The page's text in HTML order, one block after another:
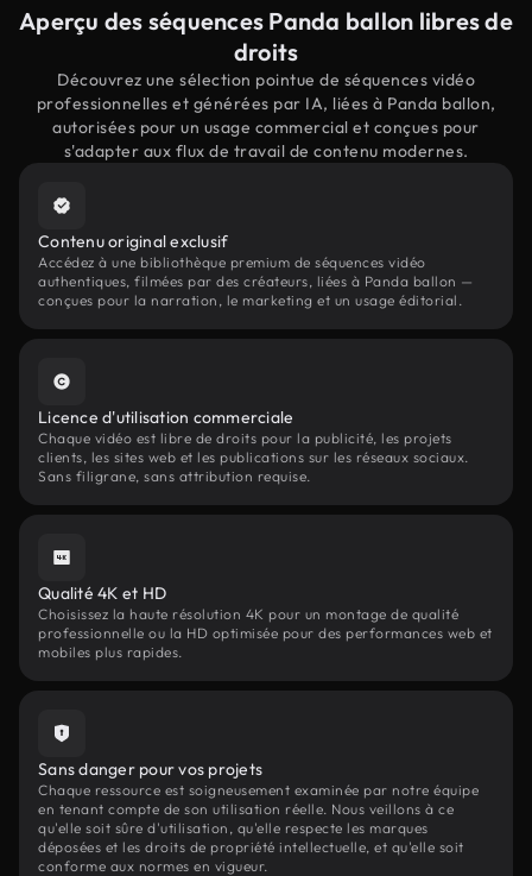
Aperçu des séquences Panda ballon libres de
droits
Découvrez une sélection pointue de séquences vidéo
professionnelles et générées par IA, liées à Panda ballon,
autorisées pour un usage commercial et conçues pour
s'adapter aux flux de travail de contenu modernes.
Contenu original exclusif
Accédez à une bibliothèque premium de séquences vidéo
authentiques, filmées par des créateurs, liées à Panda ballon —
conçues pour la narration, le marketing et un usage éditorial.
Licence d'utilisation commerciale
Chaque vidéo est libre de droits pour la publicité, les projets
clients, les sites web et les publications sur les réseaux sociaux.
Sans filigrane, sans attribution requise.
Qualité 4K et HD
Choisissez la haute résolution 4K pour un montage de qualité
professionnelle ou la HD optimisée pour des performances web et
mobiles plus rapides.
Sans danger pour vos projets
Chaque ressource est soigneusement examinée par notre équipe
en tenant compte de son utilisation réelle. Nous veillons à ce
qu'elle soit sûre d'utilisation, qu'elle respecte les marques
déposées et les droits de propriété intellectuelle, et qu'elle soit
conforme aux normes en vigueur.